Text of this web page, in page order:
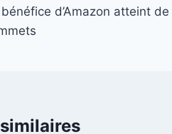
d’Amazon atteint